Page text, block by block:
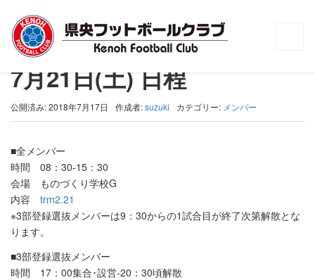
トップ>メンバー>7月21日(土) 日程
7月21日(土) 日程
公開済み: 2018年7月17日 作成者:suzuki カテゴリー: メンバー
■全メンバー
時間 08：30-15：30
会場 ものづくり学校G
内容 trm2.21
※3部登録選抜メンバーは9：30からの1試合目が終了次第解散とな
ります。
■3部登録選抜メンバー
時間 17：00集合･設営-20：30頃解散